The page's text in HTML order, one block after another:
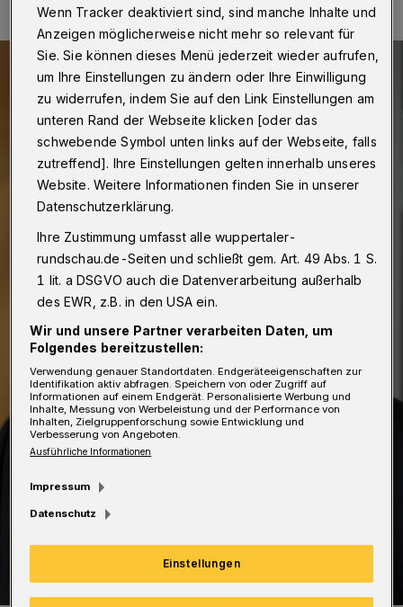
Wenn Tracker deaktiviert sind, sind manche Inhalte und
Anzeigen möglicherweise nicht mehr so relevant für
Sie. Sie können dieses Menü jederzeit wieder aufrufen,
um Ihre Einstellungen zu ändern oder Ihre Einwilligung
zu widerrufen, indem Sie auf den Link Einstellungen am
unteren Rand der Webseite klicken [oder das
schwebende Symbol unten links auf der Webseite, falls
zutreffend]. Ihre Einstellungen gelten innerhalb unseres
Website. Weitere Informationen finden Sie in unserer
Datenschutzerklärung.
Ihre Zustimmung umfasst alle wuppertaler-
rundschau.de-Seiten und schließt gem. Art. 49 Abs. 1 S.
1 lit. a DSGVO auch die Datenverarbeitung außerhalb
des EWR, z.B. in den USA ein.
Wir und unsere Partner verarbeiten Daten, um
Folgendes bereitzustellen:
Verwendung genauer Standortdaten. Endgeräteeigenschaften zur
Identifikation aktiv abfragen. Speichern von oder Zugriff auf
Informationen auf einem Endgerät. Personalisierte Werbung und
Inhalte, Messung von Werbeleistung und der Performance von
Inhalten, Zielgruppenforschung sowie Entwicklung und
Verbesserung von Angeboten.
Ausführliche Informationen
Impressum
Datenschutz
Einstellungen